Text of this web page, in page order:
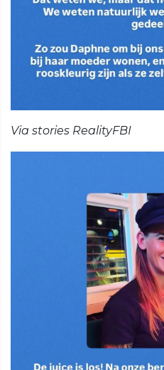
Via stories RealityFBI